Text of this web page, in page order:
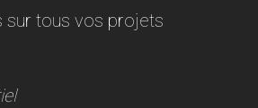
sur tous vos projets